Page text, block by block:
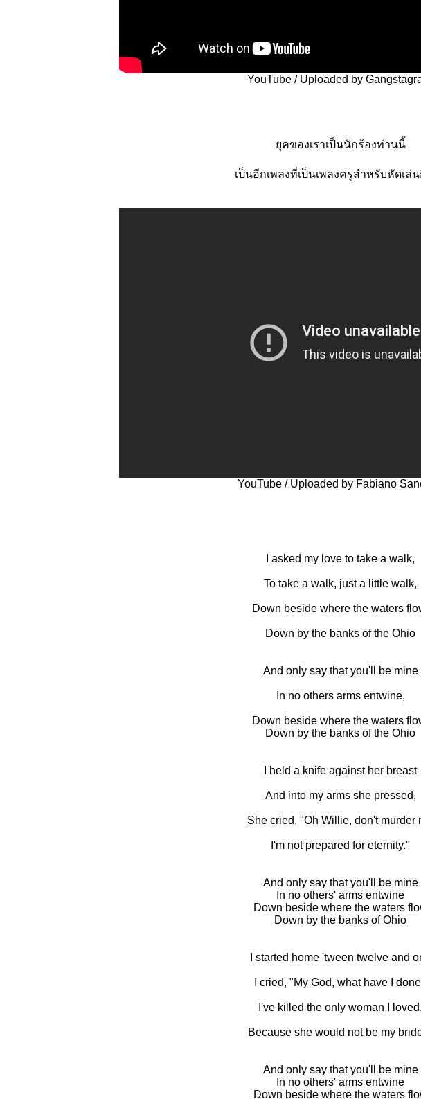
YouTube / Uploaded by
ุคของเราเป็นนักร้องท่านนี้
เป็นอีกเพลงที่เป็นเพลงครูสำหรับหัดเล่
YouTube / Uploaded by Fabiano
I asked my love to take a walk,
To take a walk, just a little walk,
Down beside where the waters
Down by the banks of the Ohio
And only say that you'll be mine
In no others arms entwine,
Down beside where the waters
Down by the banks of the Ohio
I held a knife against her breast
And into my arms she pressed,
She cried, "Oh Willie, don't murder
I'm not prepared for eternity."
And only say that you'll be mine
In no others' arms entwine
Down beside where the waters
Down by the banks of Ohio
I started home 'tween twelve and
I cried, "My God, what have I
I've killed the only woman I
Because she would not be my
And only say that you'll be mine
In no others' arms entwine
Down beside where the waters